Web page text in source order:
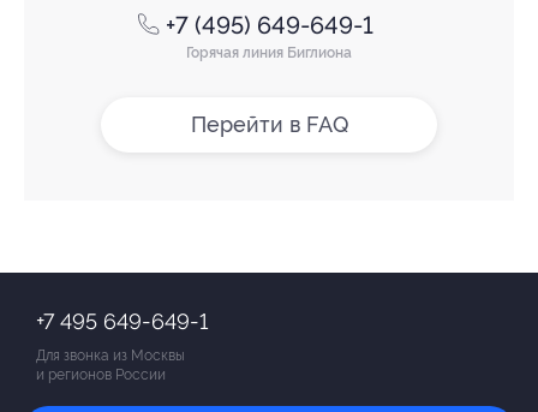
+7 (495) 649-649-1
Горячая линия Биглиона
Перейти в FAQ
+7 495 649-649-1
Для звонка из Москвы
и регионов России